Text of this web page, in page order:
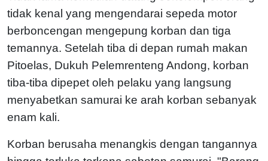
tidak kenal yang mengendarai sepeda motor
berboncengan mengepung korban dan tiga
temannya. Setelah tiba di depan rumah makan
Pitoelas, Dukuh Pelemrenteng Andong, korban
tiba-tiba dipepet oleh pelaku yang langsung
menyabetkan samurai ke arah korban sebanyak
enam kali.
Korban berusaha menangkis dengan tangannya